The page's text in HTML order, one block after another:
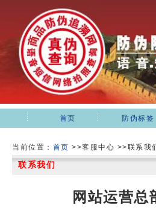
首页 防伪标签
当前位置： 首页 >>客服中心 >>联系我
联系我们
网站运营总